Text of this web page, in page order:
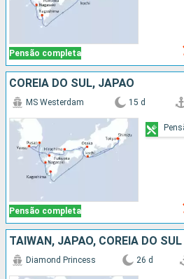
Pensão completa
COREIA DO SUL, JAPÃO
Pensão completa
MS Westerdam 15 d
TAIWAN, JAPÃO, COREIA DO SUL
Diamond Princess 26 d